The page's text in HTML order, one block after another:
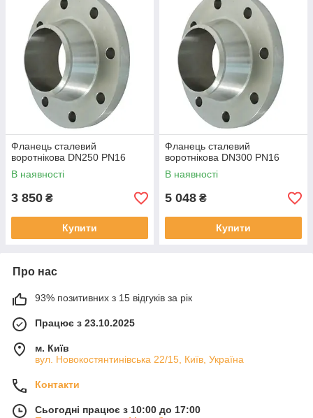
Фланець сталевий
воротнікова DN250 PN16
В наявності
3 850 ₴
Купити
Фланець сталевий
воротнікова DN300 PN16
В наявності
5 048 ₴
Купити
Про нас
93% позитивних з 15 відгуків за рік
Працює з 23.10.2025
м. Київ
вул. Новокостянтинівська 22/15, Київ, Україна
Контакти
Сьогодні працює з 10:00 до 17:00